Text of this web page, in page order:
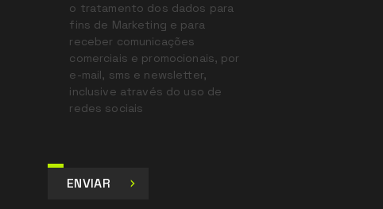
o tratamento dos dados para
fins de Marketing e para
receber comunicações
comerciais e promocionais, por
e-mail, sms e newsletter,
inclusive através do uso de
redes sociais
ENVIAR